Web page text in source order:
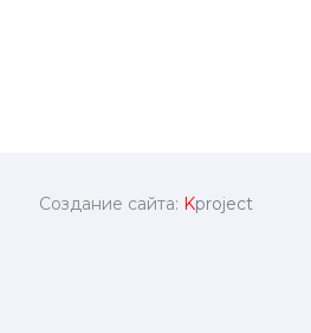
Создание сайта: Kproject